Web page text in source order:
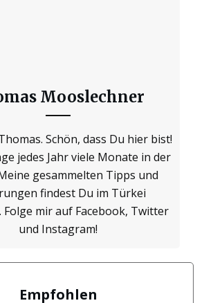
Mooslechner
Schön, dass Du hier bist!
jedes Jahr viele Monate in der
gesammelten Tipps und
findest Du im Türkei
Folge mir auf Facebook, Twitter
und Instagram!
Empfohlen